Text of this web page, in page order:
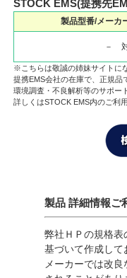
STOCK EMS(提携先
製品型番/メーカ
－
※こちらは敬誠の姉妹サイトに
提携EMS会社の在庫で、正規品
環境調査・不良解析等のサポー
詳しくはSTOCK EMS内のご利
製品 詳細情報ご
弊社ＨＰの規格表
基づいて作成して
メーカーでは改